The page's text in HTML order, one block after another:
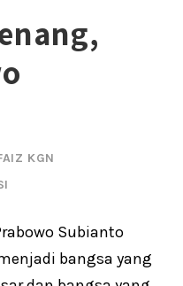
KGN
Subianto
bangsa yang